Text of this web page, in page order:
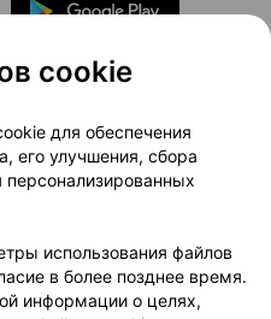
проекта
Медицинский маркетинг
Доставка
Партнеры
103.by
cookie
для обеспечения
его улучшения, сбора
персонализированных
использования файлов
в более позднее время.
информации о целях,